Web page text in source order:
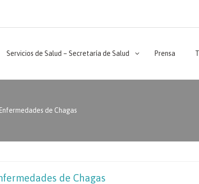
Servicios de Salud – Secretaría de Salud Prensa
de Chagas
de Chagas